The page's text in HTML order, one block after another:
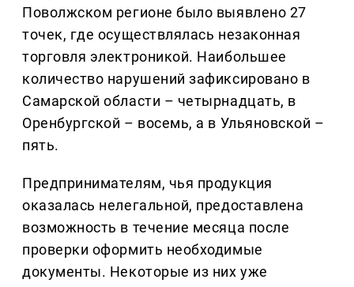
Поволжском регионе было выявлено 27
точек, где осуществлялась незаконная
торговля электроникой. Наибольшее
количество нарушений зафиксировано в
Самарской области – четырнадцать, в
Оренбургской – восемь, а в Ульяновской –
пять.
Предпринимателям, чья продукция
оказалась нелегальной, предоставлена
возможность в течение месяца после
проверки оформить необходимые
документы. Некоторые из них уже